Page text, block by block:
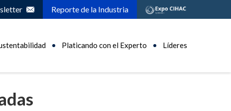
Reporte de la Industria
Platicando con el Experto Líderes